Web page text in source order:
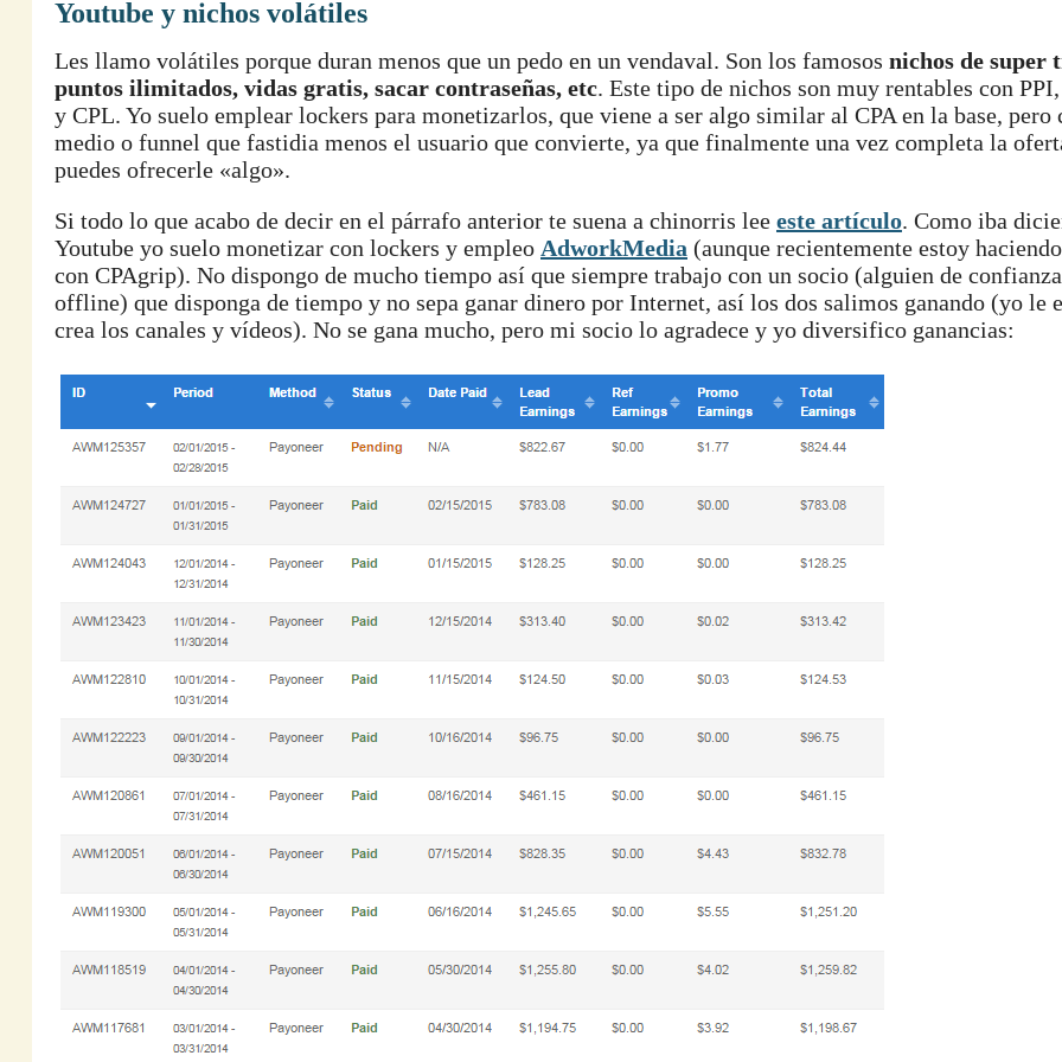
Youtube y nichos volátiles
Les llamo volátiles porque duran menos que un pedo en un vendaval. Son los famosos nichos de super
puntos ilimitados, vidas gratis, sacar contraseñas, etc. Este tipo de nichos son muy rentables con
y CPL. Yo suelo emplear lockers para monetizarlos, que viene a ser algo similar al CPA en la base, pero
medio o funnel que fastidia menos el usuario que convierte, ya que finalmente una vez completa la
puedes ofrecerle «algo».
Si todo lo que acabo de decir en el párrafo anterior te suena a chinorris lee este artículo. Como iba
Youtube yo suelo monetizar con lockers y empleo AdworkMedia (aunque recientemente estoy
con CPAgrip). No dispongo de mucho tiempo así que siempre trabajo con un socio (alguien de
offline) que disponga de tiempo y no sepa ganar dinero por Internet, así los dos salimos ganando (yo le
crea los canales y vídeos). No se gana mucho, pero mi socio lo agradece y yo diversifico ganancias: